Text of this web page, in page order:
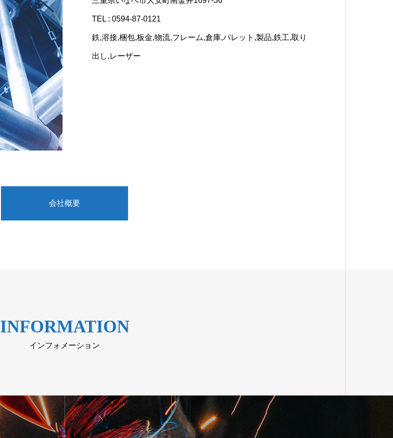
TEL : 0594-87-0121
鉄,溶接,梱包,板金,物流,フレーム,倉庫,パレット,製品,鉄工,取り
出し,レーザー
会社概要
業務案内
ここに説明文が表示されます。ここに説明文が表示されます。
設備紹介
INFORMATION
インフォメーション